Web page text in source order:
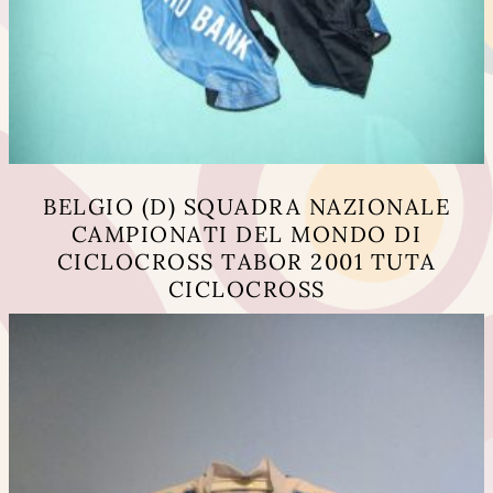
BELGIO (D) SQUADRA NAZIONALE
CAMPIONATI DEL MONDO DI
CICLOCROSS TABOR 2001 TUTA
CICLOCROSS
possono
essere